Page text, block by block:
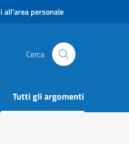
all'area personale
Cerca
Tutti gli argomenti